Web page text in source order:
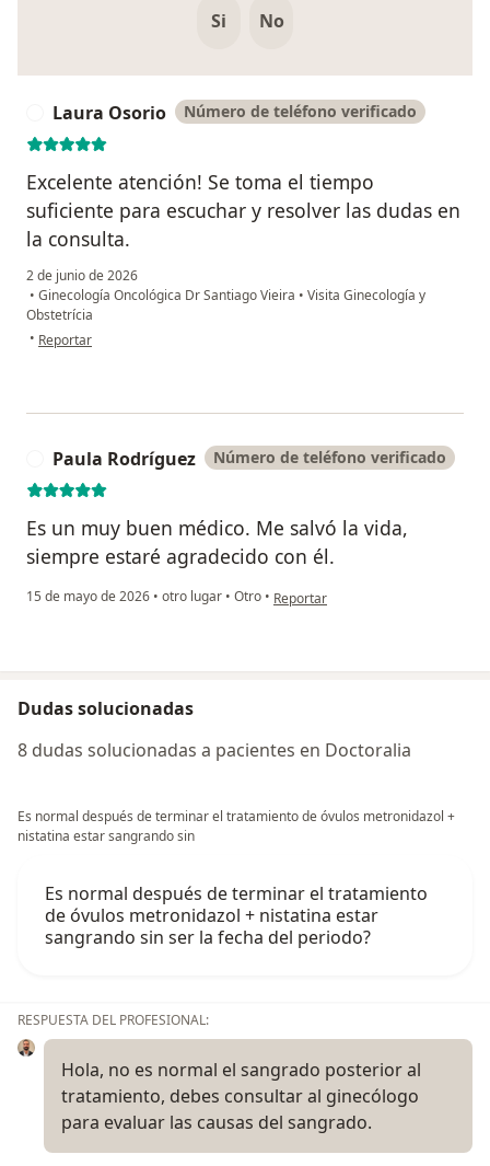
Si No
Laura Osorio Número de teléfono verificado
Excelente atención! Se toma el tiempo
suficiente para escuchar y resolver las dudas en
la consulta.
2 de junio de 2026
• Ginecología Oncológica Dr Santiago Vieira • Visita Ginecología y
Obstetrícia
• en opinión del usuario Laura Osorio
Reportar
Paula Rodríguez Número de teléfono verificado
Es un muy buen médico. Me salvó la vida,
siempre estaré agradecido con él.
15 de mayo de 2026 • otro lugar • Otro • en opinión del usuario Paula
Reportar
Dudas solucionadas
8 dudas solucionadas a pacientes en Doctoralia
Es normal después de terminar el tratamiento de óvulos metronidazol +
nistatina estar sangrando sin
Es normal después de terminar el tratamiento
de óvulos metronidazol + nistatina estar
sangrando sin ser la fecha del periodo?
RESPUESTA DEL PROFESIONAL:
Hola, no es normal el sangrado posterior al
tratamiento, debes consultar al ginecólogo
para evaluar las causas del sangrado.